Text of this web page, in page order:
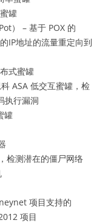
罐
） – 基于 POX 的
IP地址的流量重定向到
式蜜罐
ASA 低交互蜜罐，检
执行漏洞
罐
检测潜在的僵尸网络
项目支持的
项目